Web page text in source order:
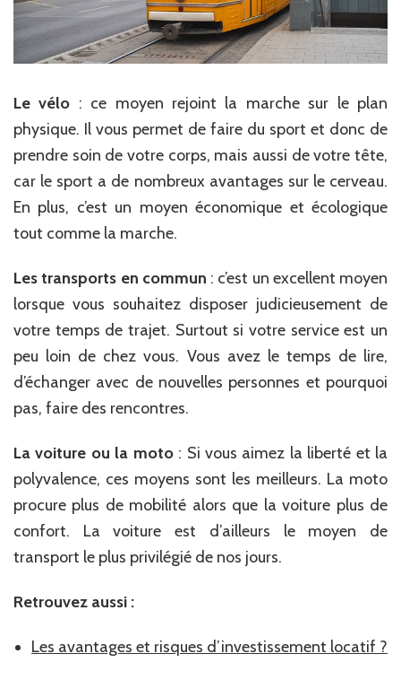
Le vélo : ce moyen rejoint la marche sur le plan
physique. Il vous permet de faire du sport et donc de
prendre soin de votre corps, mais aussi de votre tête,
car le sport a de nombreux avantages sur le cerveau.
En plus, c’est un moyen économique et écologique
tout comme la marche.
Les transports en commun : c’est un excellent moyen
lorsque vous souhaitez disposer judicieusement de
votre temps de trajet. Surtout si votre service est un
peu loin de chez vous. Vous avez le temps de lire,
d’échanger avec de nouvelles personnes et pourquoi
pas, faire des rencontres.
La voiture ou la moto: Si vous aimez la liberté et la
polyvalence, ces moyens sont les meilleurs. La moto
procure plus de mobilité alors que la voiture plus de
confort. La voiture est d’ailleurs le moyen de
transport le plus privilégié de nos jours.
Retrouvez aussi :
Les avantages et risques d’investissement locatif ?